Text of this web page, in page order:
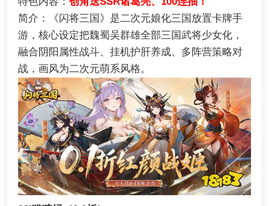
简介：《闪将三国》是二次元娘化三国放置卡牌手
游，核心设定把魏蜀吴群雄全部三国武将少女化，
融合阴阳属性战斗、挂机护肝养成、多阵营策略对
战，画风为二次元萌系风格。